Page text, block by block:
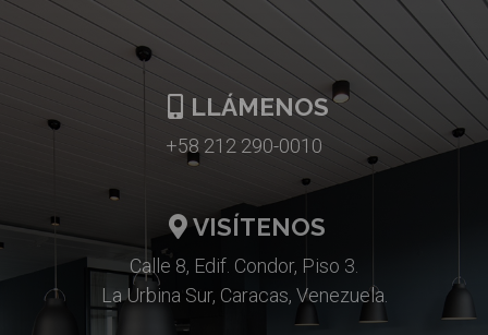
LLÁMENOS
+58 212 290-0010
VISÍTENOS
Calle 8, Edif. Condor, Piso 3.
La Urbina Sur, Caracas, Venezuela.